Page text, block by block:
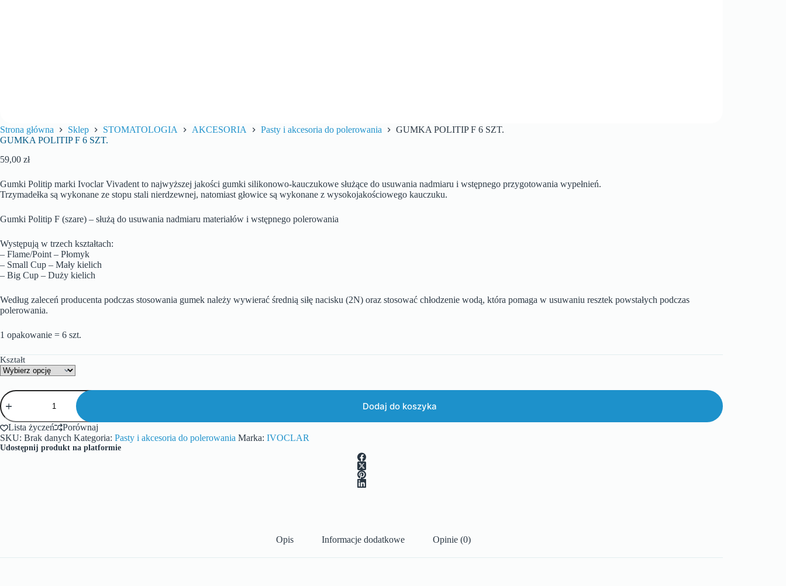
Strona główna Sklep STOMATOLOGIA AKCESORIA Pasty i akcesoria do polerowania
GUMKA POLITIP F 6 SZT.
GUMKA POLITIP F 6 SZT.
59,00 zł
Gumki Politip marki Ivoclar Vivadent to najwyższej jakości gumki silikonowo-kauczukowe służące do usuwania nadmiaru i wstępnego przygotowania wypełnień.
Trzymadełka są wykonane ze stopu stali nierdzewnej, natomiast głowice są wykonane z wysokojakościowego kauczuku.
Gumki Politip F (szare) – służą do usuwania nadmiaru materiałów i wstępnego polerowania
Występują w trzech kształtach:
– Flame/Point – Płomyk
– Small Cup – Mały kielich
– Big Cup – Duży kielich
Według zaleceń producenta podczas stosowania gumek należy wywierać średnią siłę nacisku (2N) oraz stosować chłodzenie wodą, która pomaga w usuwaniu resztek powstałych podczas
polerowania.
1 opakowanie = 6 szt.
Kształt
Dodaj do koszyka
Lista życzeń
Porównaj
SKU: Brak danych Kategoria: Pasty i akcesoria do polerowania Marka: IVOCLAR
Udostępnij produkt na platformie
Opis Informacje dodatkowe Opinie (0)